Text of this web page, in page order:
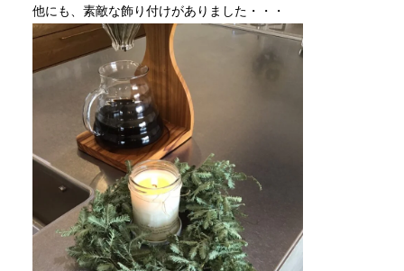
他にも、素敵な飾り付けがありました・・・